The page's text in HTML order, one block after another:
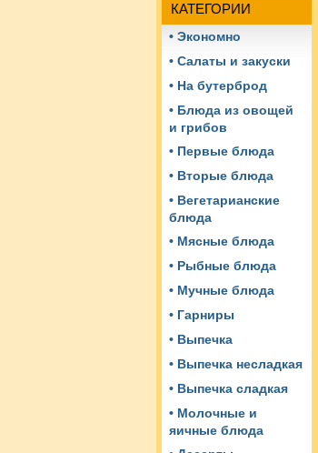
КАТЕГОРИИ
• Экономно
• Салаты и закуски
• На бутерброд
• Блюда из овощей
и грибов
• Первые блюда
• Вторые блюда
• Вегетарианские
блюда
• Мясные блюда
• Рыбные блюда
• Мучные блюда
• Гарниры
• Выпечка
• Выпечка несладкая
• Выпечка сладкая
• Молочные и
яичные блюда